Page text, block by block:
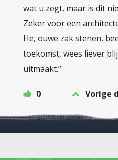
wat u zegt, maar is dit
Zeker voor een
He, ouwe zak stenen,
toekomst, wees liever
uitmaakt.”
0 Vorige